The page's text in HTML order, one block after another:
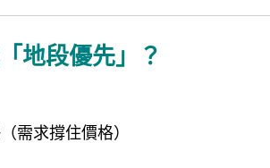
地段優先」？
需求撐住價格）